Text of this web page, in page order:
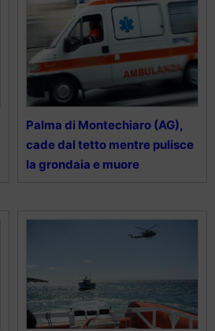
Palma di Montechiaro (AG),
cade dal tetto mentre pulisce
la grondaia e muore